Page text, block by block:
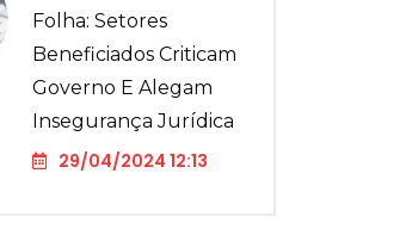
Folha: Setores
Beneficiados Criticam
Governo E Alegam
Insegurança Jurídica
29/04/2024 12:13